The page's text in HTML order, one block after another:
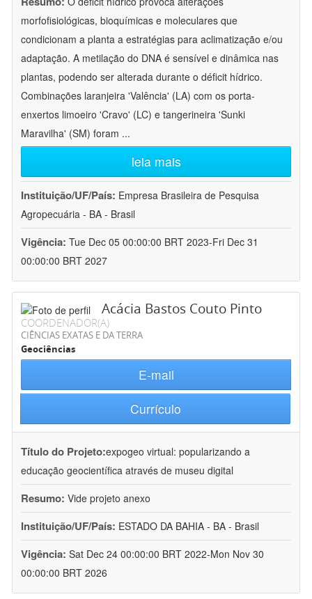
morfofisiológicas, bioquímicas e moleculares que
condicionam a planta a estratégias para aclimatização e/ou
adaptação. A metilação do DNA é sensível e dinâmica nas
plantas, podendo ser alterada durante o déficit hídrico.
Combinações laranjeira 'Valência' (LA) com os porta-
enxertos limoeiro 'Cravo' (LC) e tangerineira 'Sunki
Maravilha' (SM) foram ...
leia mais
Instituição/UF/País: Empresa Brasileira de Pesquisa
Agropecuária - BA - Brasil
Vigência: Tue Dec 05 00:00:00 BRT 2023-Fri Dec 31
00:00:00 BRT 2027
Acácia Bastos Couto Pinto
COORDENADOR(A)
CIÊNCIAS EXATAS E DA TERRA
Geociências
E-mail
Currículo
Título do Projeto:expogeo virtual: popularizando a
educação geocientífica através de museu digital
Resumo: Vide projeto anexo
Instituição/UF/País: ESTADO DA BAHIA - BA - Brasil
Vigência: Sat Dec 24 00:00:00 BRT 2022-Mon Nov 30
00:00:00 BRT 2026